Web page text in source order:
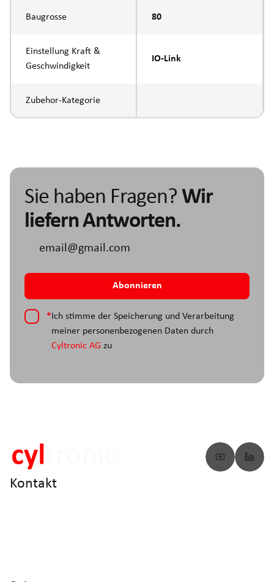
Baugrosse 80
Einstellung Kraft &
Geschwindigkeit
IO-Link
Zubehor-Kategorie
Sie haben Fragen? Wir
liefern Antworten.
*Ich stimme der Speicherung und Verarbeitung
meiner personenbezogenen Daten durch
Cyltronic AG zu
Kontakt